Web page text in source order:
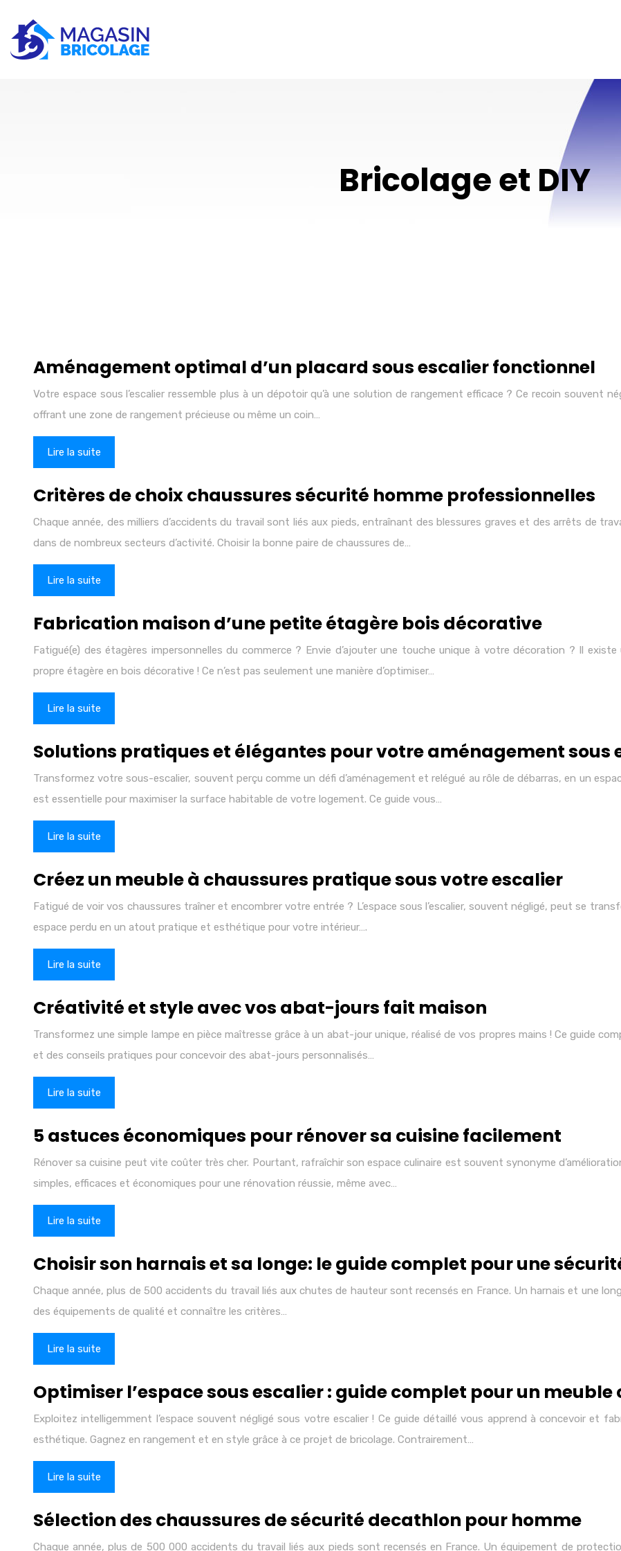
Bricolage et DIY
Aménagement optimal d’un placard sous escalier fonctionnel
Votre espace sous l’escalier ressemble plus à un dépotoir qu’à une solution de rangement efficace ? Ce recoin souvent
offrant une zone de rangement précieuse ou même un coin…
Lire la suite
Critères de choix chaussures sécurité homme professionnelles
Chaque année, des milliers d’accidents du travail sont liés aux pieds, entraînant des blessures graves et des arrêts de
dans de nombreux secteurs d’activité. Choisir la bonne paire de chaussures de…
Lire la suite
Fabrication maison d’une petite étagère bois décorative
Fatigué(e) des étagères impersonnelles du commerce ? Envie d’ajouter une touche unique à votre décoration ? Il
propre étagère en bois décorative ! Ce n’est pas seulement une manière d’optimiser…
Lire la suite
Solutions pratiques et élégantes pour votre aménagement sous
Transformez votre sous-escalier, souvent perçu comme un défi d’aménagement et relégué au rôle de débarras, en un
est essentielle pour maximiser la surface habitable de votre logement. Ce guide vous…
Lire la suite
Créez un meuble à chaussures pratique sous votre escalier
Fatigué de voir vos chaussures traîner et encombrer votre entrée ? L’espace sous l’escalier, souvent négligé, peut se
espace perdu en un atout pratique et esthétique pour votre intérieur….
Lire la suite
Créativité et style avec vos abat-jours fait maison
Transformez une simple lampe en pièce maîtresse grâce à un abat-jour unique, réalisé de vos propres mains ! Ce guide
et des conseils pratiques pour concevoir des abat-jours personnalisés…
Lire la suite
5 astuces économiques pour rénover sa cuisine facilement
Rénover sa cuisine peut vite coûter très cher. Pourtant, rafraîchir son espace culinaire est souvent synonyme
simples, efficaces et économiques pour une rénovation réussie, même avec…
Lire la suite
Choisir son harnais et sa longe: le guide complet pour une
Chaque année, plus de 500 accidents du travail liés aux chutes de hauteur sont recensés en France. Un harnais et une
des équipements de qualité et connaître les critères…
Lire la suite
Optimiser l’espace sous escalier : guide complet pour un
Exploitez intelligemment l’espace souvent négligé sous votre escalier ! Ce guide détaillé vous apprend à concevoir et
esthétique. Gagnez en rangement et en style grâce à ce projet de bricolage. Contrairement…
Lire la suite
Sélection des chaussures de sécurité decathlon pour homme
Chaque année, plus de 500 000 accidents du travail liés aux pieds sont recensés en France. Un équipement de